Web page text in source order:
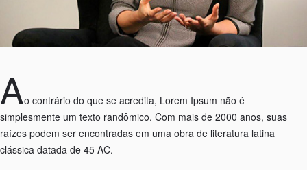
Ao contrário do que se acredita, Lorem Ipsum não é
simplesmente um texto randômico. Com mais de 2000 anos, suas
raízes podem ser encontradas em uma obra de literatura latina
clássica datada de 45 AC.